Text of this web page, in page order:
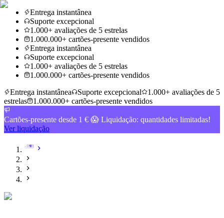
Entrega instantânea
Suporte excepcional
1.000+ avaliações de 5 estrelas
1.000.000+ cartões-presente vendidos
Entrega instantânea
Suporte excepcional
1.000+ avaliações de 5 estrelas
1.000.000+ cartões-presente vendidos
Entrega instantânea
Suporte excepcional
1.000+ avaliações de 5
estrelas
1.000.000+ cartões-presente vendidos
Cartões-presente desde 1 € 😱 Liquidação: quantidades limitadas!
Ver liquidação